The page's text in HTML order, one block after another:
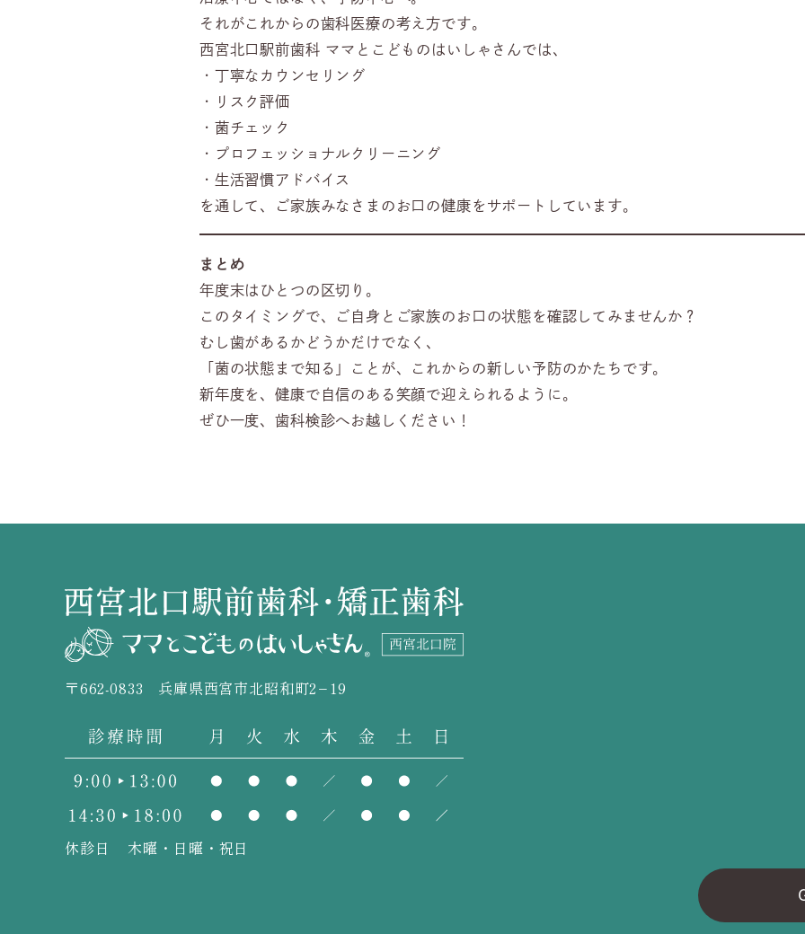
それがこれからの歯科医療の考え方です。
西宮北口駅前歯科 ママとこどものはいしゃさんでは、
・丁寧なカウンセリング
・リスク評価
・菌チェック
・プロフェッショナルクリーニング
・生活習慣アドバイス
を通して、ご家族みなさまのお口の健康をサポートしています。
まとめ
年度末はひとつの区切り。
このタイミングで、ご自身とご家族のお口の状態を確認してみませんか？
むし歯があるかどうかだけでなく、
「菌の状態まで知る」ことが、これからの新しい予防のかたちです。
新年度を、健康で自信のある笑顔で迎えられるように。
ぜひ一度、歯科検診へお越しください！
〒662-0833 兵庫県西宮市北昭和町2−19
休診日 木曜・日曜・祝日